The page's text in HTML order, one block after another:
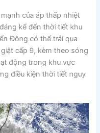
của áp thấp nhiệt
kể đến thời tiết khu
Đông có thể trải qua
cấp 9, kèm theo sóng
động trong khu vực
điều kiện thời tiết nguy